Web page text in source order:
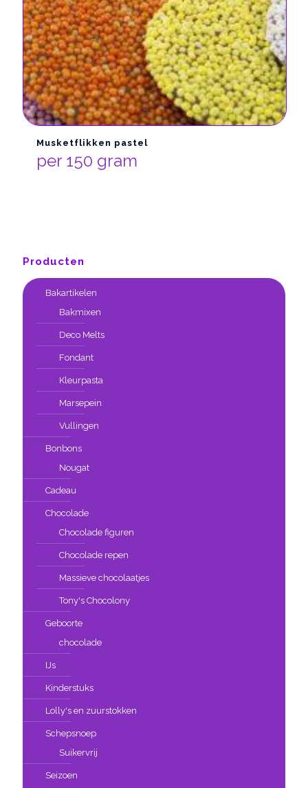
Musketflikken pastel
per 150 gram
Producten
Bakartikelen
Bakmixen
Deco Melts
Fondant
Kleurpasta
Marsepein
Vullingen
Bonbons
Nougat
Cadeau
Chocolade
Chocolade figuren
Chocolade repen
Massieve chocolaatjes
Tony's Chocolony
Geboorte
chocolade
IJs
Kinderstuks
Lolly's en zuurstokken
Schepsnoep
Suikervrij
Seizoen